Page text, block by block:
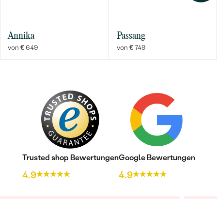
Annika
von € 649
Passang
von € 749
Trusted shop Bewertungen
4.9
Google Bewertungen
4.9